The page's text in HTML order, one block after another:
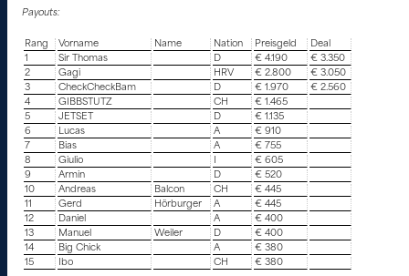
Payouts:
Rang Vorname Name Nation Preisgeld
Deal
1
Sir Thomas D € 4.190
€ 3.350
2
Gagi HRV € 2.800
€ 3.050
3
CheckCheckBam D € 1.970
€ 2.560
4
GIBBSTUTZ CH
€ 1.465
5
JETSET D
€ 1.135
6
Lucas A
€ 910
7
Bias A
€ 755
8
Giulio
€ 605
9
Armin D
€ 520
10
Andreas Balcon CH
€ 445
11
Gerd Hörburger A
€ 445
12
Daniel A
€ 400
13
Manuel Weiler D
€ 400
14
Big Chick A
€ 380
15
Ibo CH € 380